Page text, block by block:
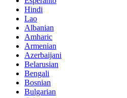
Hindi
Lao
Albanian
Amharic
Armenian
Azerbaijani
Belarusian
Bengali
Bosnian
Bulgarian